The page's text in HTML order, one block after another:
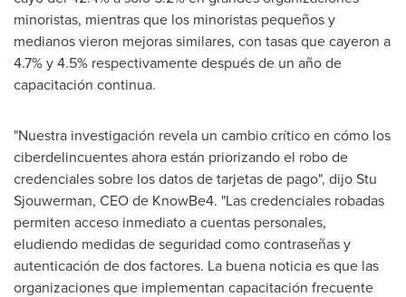
minoristas, mientras que los minoristas pequeños y
medianos vieron mejoras similares, con tasas que cayeron a
4.7% y 4.5% respectivamente después de un año de
capacitación continua.
"Nuestra investigación revela un cambio crítico en cómo los
ciberdelincuentes ahora están priorizando el robo de
credenciales sobre los datos de tarjetas de pago", dijoStu
Sjouwerman, CEO de KnowBe4. "Las credenciales robadas
permiten acceso inmediato a cuentas personales,
eludiendo medidas de seguridad como contraseñas y
autenticación de dos factores. La buena noticia es que las
organizaciones que implementan capacitación frecuente